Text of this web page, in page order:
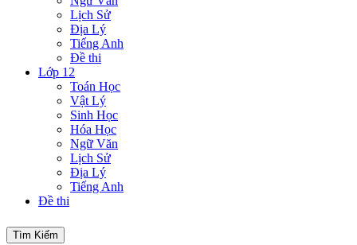
Lịch Sử
Địa Lý
Tiếng Anh
Đề thi
Lớp 12
Toán Học
Vật Lý
Sinh Học
Hóa Học
Ngữ Văn
Lịch Sử
Địa Lý
Tiếng Anh
Đề thi
Tìm Kiếm